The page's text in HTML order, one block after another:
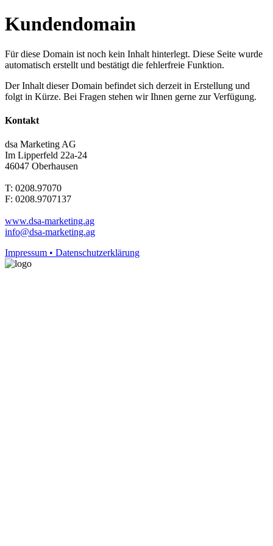
Kundendomain
Für diese Domain ist noch kein Inhalt hinterlegt. Diese Seite wurde
automatisch erstellt und bestätigt die fehlerfreie Funktion.
Der Inhalt dieser Domain befindet sich derzeit in Erstellung und
folgt in Kürze. Bei Fragen stehen wir Ihnen gerne zur Verfügung.
Kontakt
dsa Marketing AG
Im Lipperfeld 22a-24
46047 Oberhausen
T: 0208.97070
F: 0208.9707137
www.dsa-marketing.ag
info@dsa-marketing.ag
Impressum • Datenschutzerklärung